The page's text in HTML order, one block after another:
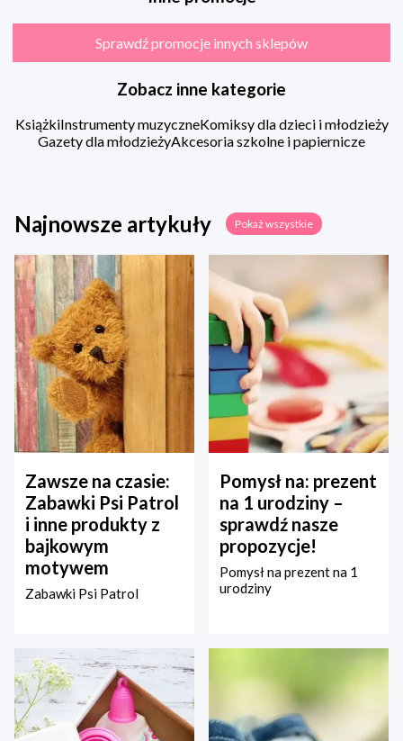
Sprawdź promocje innych sklepów
Zobacz inne kategorie
KsiążkiInstrumenty muzyczneKomiksy dla dzieci i młodzieży
Gazety dla młodzieżyAkcesoria szkolne i papiernicze
Najnowsze artykuły Pokaż wszystkie
Zawsze na czasie:
Zabawki Psi Patrol
i inne produkty z
bajkowym
motywem
Zabawki Psi Patrol
Pomysł na: prezent
na 1 urodziny –
sprawdź nasze
propozycje!
Pomysł na prezent na 1
urodziny